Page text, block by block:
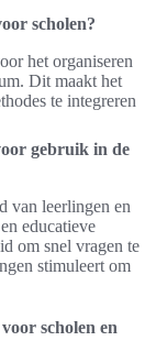
scholen?
het organiseren
Dit maakt het
te integreren
gebruik in de
van leerlingen en
educatieve
om snel vragen te
stimuleert om
scholen en